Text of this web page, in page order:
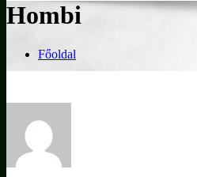
Hombi
Főoldal